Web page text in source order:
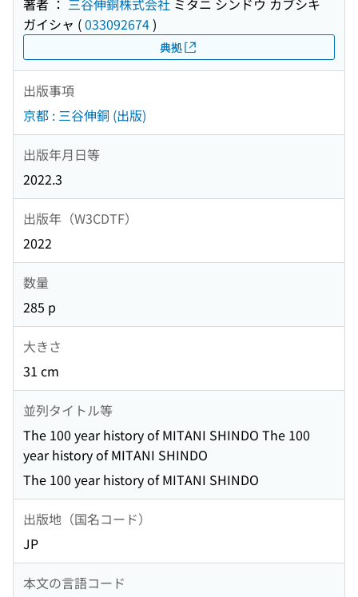
著者 ： 三谷伸銅株式会社 ミタニ シンドウ カブシキ
ガイシャ (033092674)
典拠
出版事項
京都 : 三谷伸銅 (出版)
出版年月日等
2022.3
出版年（W3CDTF）
2022
数量
285 p
大きさ
31 cm
並列タイトル等
The 100 year history of MITANI SHINDO The 100
year history of MITANI SHINDO
The 100 year history of MITANI SHINDO
出版地（国名コード）
JP
本文の言語コード